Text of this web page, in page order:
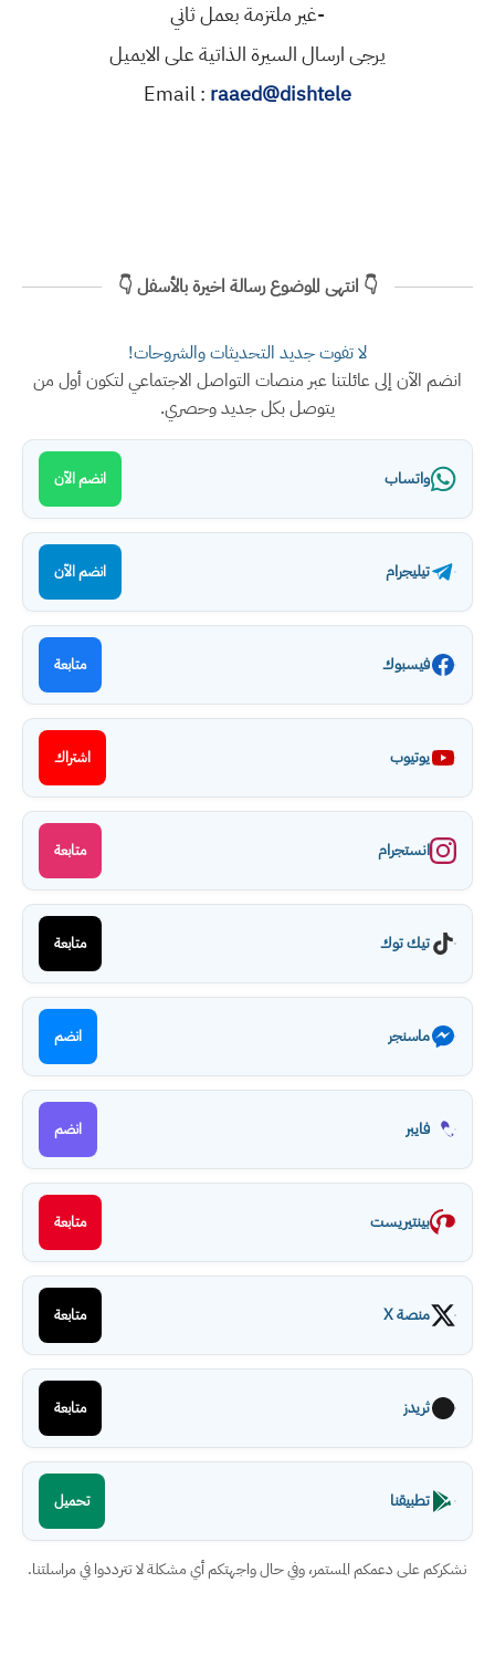
-غير ملتزمة بعمل ثاني
يرجى ارسال السيرة الذاتية على الايميل
Email : raaed@dishtele
👇 انتهى الموضوع رسالة اخيرة بالأسفل 👇
لا تفوت جديد التحديثات والشروحات!
انضم الآن إلى عائلتنا عبر منصات التواصل الاجتماعي لتكون أول من
يتوصل بكل جديد وحصري.
واتساب انضم الآن
تيليجرام انضم الآن
فيسبوك متابعة
يوتيوب اشتراك
انستجرام متابعة
تيك توك متابعة
ماسنجر انضم
فايبر انضم
بينتيريست متابعة
منصة X متابعة
ثريدز متابعة
تطبيقنا تحميل
نشكركم على دعمكم المستمر، وفي حال واجهتكم أي مشكلة لا تترددوا في مراسلتنا.